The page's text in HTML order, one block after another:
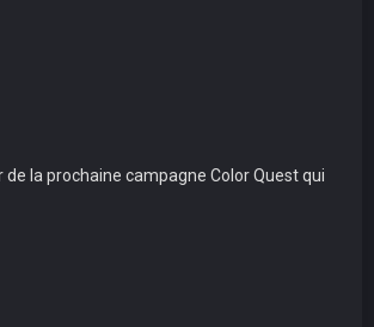
la prochaine campagne Color Quest qui